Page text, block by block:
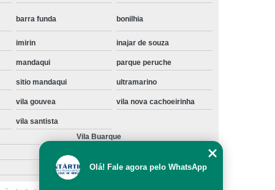
Instalação de Lava e Seca
Maquina Lava e Seca Samsung
Lava e Seca Instalação
Samsung Instalação Lava e Seca
a Gas
Manutenção de Fogão Cooktop
Manutenção em Fogão
barra funda bonilhia
imirin inajar de souza
mandaqui parque peruche
sitio mandaqui ultramarino
vila gouvea vila nova cachoeirinha
vila santista
Vila Buarque
Olá! Fale agora pelo WhatsApp